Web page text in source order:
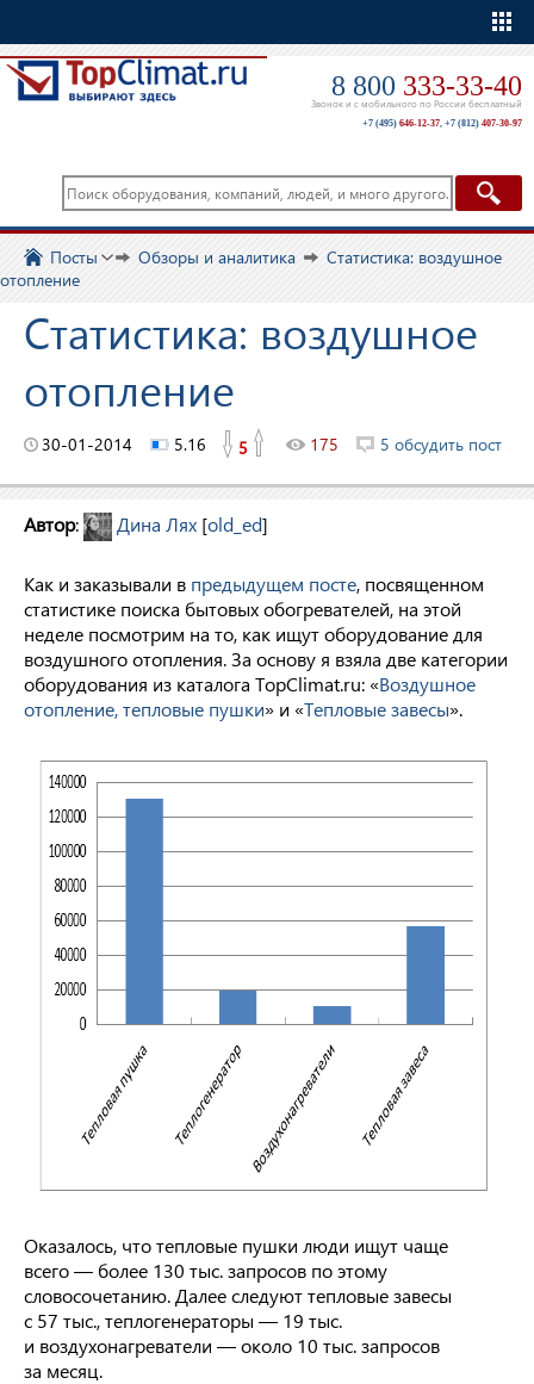
8 800 333-33-40
Звонок и с мобильного по России бесплатный
+7 (495) 646-12-37, +7 (812) 407-30-97
Посты Обзоры и аналитика
Статистика: воздушное
отопление
Статистика: воздушное
отопление
30-01-2014 5.16 5 175 5 обсудить пост
Автор: Дина Лях [old_ed]
Как и заказывали в предыдущем посте, посвященном
статистике поиска бытовых обогревателей, на этой
неделе посмотрим на то, как ищут оборудование для
воздушного отопления. За основу я взяла две категории
оборудования из каталога TopClimat.ru: «Воздушное
отопление, тепловые пушки» и «Тепловые завесы».
Оказалось, что тепловые пушки люди ищут чаще
всего — более 130 тыс. запросов по этому
словосочетанию. Далее следуют тепловые завесы
с 57 тыс., теплогенераторы — 19 тыс.
и воздухонагреватели — около 10 тыс. запросов
за месяц.